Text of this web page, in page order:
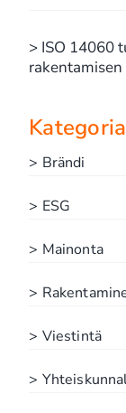
> ISO 14060
> Brändi
> ESG
> Mainonta
>
> Viestintä
>